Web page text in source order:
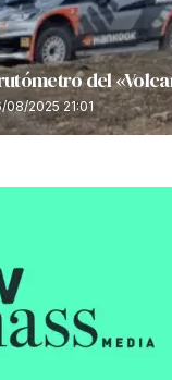
del
08/2025 21:01